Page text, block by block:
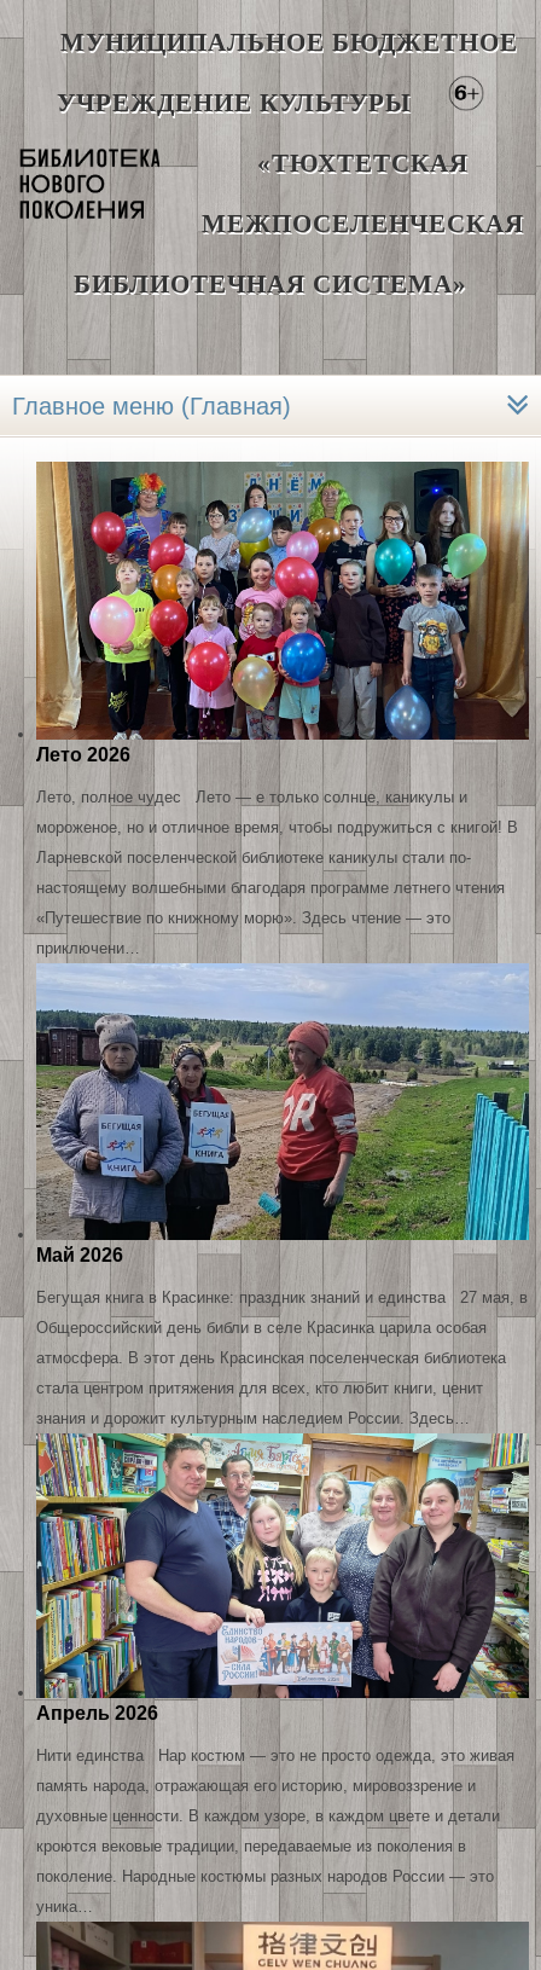
МУНИЦИПАЛЬНОЕ БЮДЖЕТНОЕ
УЧРЕЖДЕНИЕ КУЛЬТУРЫ
«ТЮХТЕТСКАЯ
МЕЖПОСЕЛЕНЧЕСКАЯ
БИБЛИОТЕЧНАЯ СИСТЕМА»
Главное меню (Главная)
Лето 2026
Лето, полное чудес Лето — е только солнце, каникулы и
мороженое, но и отличное время, чтобы подружиться с книгой! В
Ларневской поселенческой библиотеке каникулы стали по-
настоящему волшебными благодаря программе летнего чтения
«Путешествие по книжному морю». Здесь чтение — это
приключени…
Май 2026
Бегущая книга в Красинке: праздник знаний и единства 27 мая, в
Общероссийский день библи в селе Красинка царила особая
атмосфера. В этот день Красинская поселенческая библиотека
стала центром притяжения для всех, кто любит книги, ценит
знания и дорожит культурным наследием России. Здесь…
Апрель 2026
Нити единства Нар костюм — это не просто одежда, это живая
память народа, отражающая его историю, мировоззрение и
духовные ценности. В каждом узоре, в каждом цвете и детали
кроются вековые традиции, передаваемые из поколения в
поколение. Народные костюмы разных народов России — это
уника…